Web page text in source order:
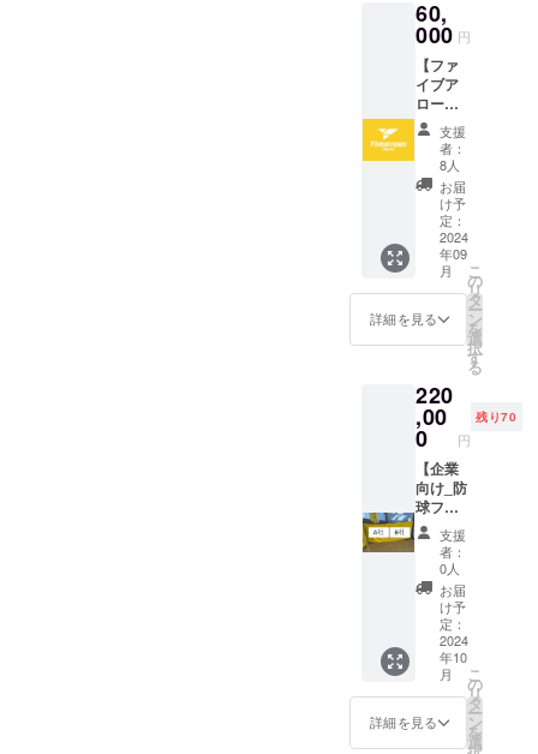
できま
せん。
名前を
掲載し
たくな
い場合
は、そ
の旨を
ご記載
くださ
い。
応いた
しかね
ますの
で、何
卒ご了
承くだ
さい。
※複数口
でのご
支援も
可能で
す。 ※
法人の
ご支援
も可能
※支援時
の質問
の回答
は変更
できま
せん。
名前を
掲載し
たくな
い場合
は、そ
の旨を
ご記載
くださ
い。な
い場合
は、そ
の旨を
ご記載
い。
内の支
援者一
覧へお
名前を
掲載し
たくな
い場合
は、そ
の旨を
ご記載
くださ
い。 ※
ご支援
確定後
の返
キャン
セル・
応いた
しかね
ますの
で、何
卒ご了
承くだ
さい。
※複数口
でのご
支援も
可能で
す。 ※
法人の
ご支援
も可能
です。
の質問
項目へ
～2025
年5月
頃) ・掲
載方
法：お
名前も
しくは
企業ロ
ゴの掲
載 ※支
援時、
必ず備
考欄に
掲載を
希望さ
名前を
ご記入
公式HP
内の支
援者一
覧へお
名前を
掲載し
たくな
い場合
は、そ
の旨を
ご記載
くださ
い。 ※
ご支援
確定後
の返
キャン
セル・
ゴ／バ
ナーの
掲載は
不可 ・
支援
時、必
ず備考
欄に希
望され
るお名
前をご
記入く
ださ
い。
間：
2024-
25
シーズ
ン中の
試合会
場内 掲
載方
法：お
名前も
しくは
企業ロ
ゴの掲
載 支援
時、必
ず備考
欄に希
記入く
ださ
い。 個
人、法
人でも
購入可
60,
000 円
【ファ
イブア
ローズ
全力支
援セッ
ト】
様々な
内容を
盛り込
んだ
セット
です。
・HCか
らお礼
のメッ
セージ
謝の気
持ちを
込め
て、籔
内HCか
らのお
礼メッ
セージ
動画を
お送り
しま
す。 収
録時
間：1分
程度 提
供方
法：
メール
にURL
支援
者：
8人
お届
け予
定：
2024
年09
月
詳細を見る
こ
の
リ
タ
ー
ン
を
選
択
す
る
220
,00
0 円
残り70
【企業
向け_防
球フェ
ンス広
告_クラ
ファン
特別メ
ニュー
】 ホー
ムゲー
ム会場
入り口
やロ
ビー等
に設置
支援
者：
0人
お届
け予
定：
2024
年10
月
詳細を見る
こ
の
リ
タ
ー
ン
を
選